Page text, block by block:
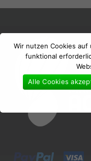
Es
Wir nutzen Cookies auf
funktional
Alle Cookies